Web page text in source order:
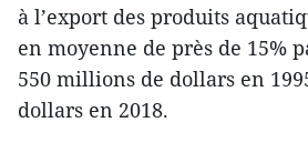
à l’export des produits
en moyenne de près de 15%
550 millions de dollars en
dollars en 2018.